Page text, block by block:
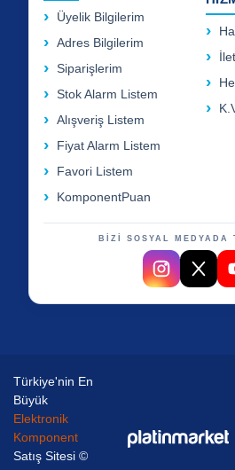
Üyelik Bilgilerim
Adres Bilgilerim
Siparişlerim
Stok Alarm Listem
Alışveriş Listem
Fiyat Alarm Listem
Favori Listem
KomponentPuan
BİZİ SOSYAL MEDYADA
Türkiye'nin En
Büyük
Elektronik
Komponent
Satış Sitesi ©